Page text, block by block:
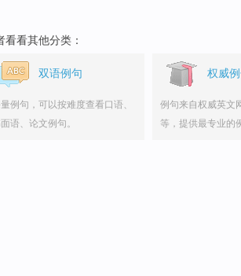
看看其他分类：
双语例句
例句，可以按难度查看口语、
语、论文例句。
权威
例句来自权威英文
等，提供最专业的